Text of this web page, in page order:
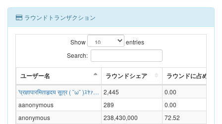
ラウンドトランザクション
Show
entries
Search:
ユーザー名 ラウンドシェア ラウンドに占める割
'प्रज्ञापारमिताहृदय सूत्र ( ˘ω˘ )ｽﾔｧ… 2,445
0.00
aanonymous
289
0.00
anonymous
238,430,000
72.52